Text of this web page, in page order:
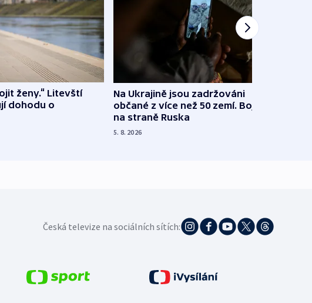
ženy.“ Litevští
dohodu o
Na Ukrajině jsou zadržováni
občané z více než 50 zemí. Bojovali
na straně Ruska
5. 8. 2026
Česká televize na sociálních sítích: